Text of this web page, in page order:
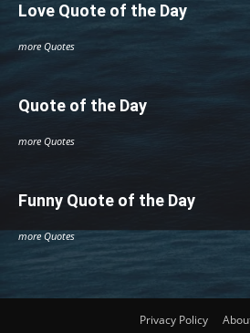
Love Quote of the Day
more Quotes
Quote of the Day
more Quotes
Funny Quote of the Day
more Quotes
Privacy Policy